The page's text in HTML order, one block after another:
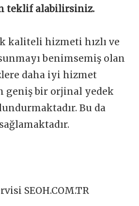
teklif alabilirsiniz.
kaliteli hizmeti hızlı ve
benimsemiş olan
daha iyi hizmet
geniş bir orjinal yedek
Bu da
SEOH.COM.TR